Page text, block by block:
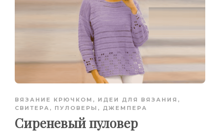
ВЯЗАНИЕ КРЮЧКОМ , ИДЕИ ДЛЯ ВЯЗАНИЯ ,
СВИТЕРА, ПУЛОВЕРЫ, ДЖЕМПЕРА
Сиреневый пуловер